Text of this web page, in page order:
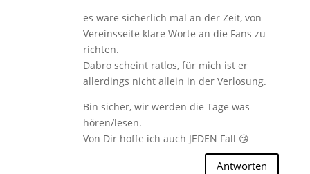
es wäre sicherlich mal an der Zeit, von
Vereinsseite klare Worte an die Fans zu
richten.
Dabro scheint ratlos, für mich ist er
allerdings nicht allein in der Verlosung.
Bin sicher, wir werden die Tage was
hören/lesen.
Von Dir hoffe ich auch JEDEN Fall 😘
Antworten